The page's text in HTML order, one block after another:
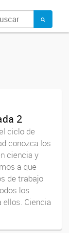
2
ciclo de
conozca los
ciencia y
a que
de trabajo
los
ellos. Ciencia